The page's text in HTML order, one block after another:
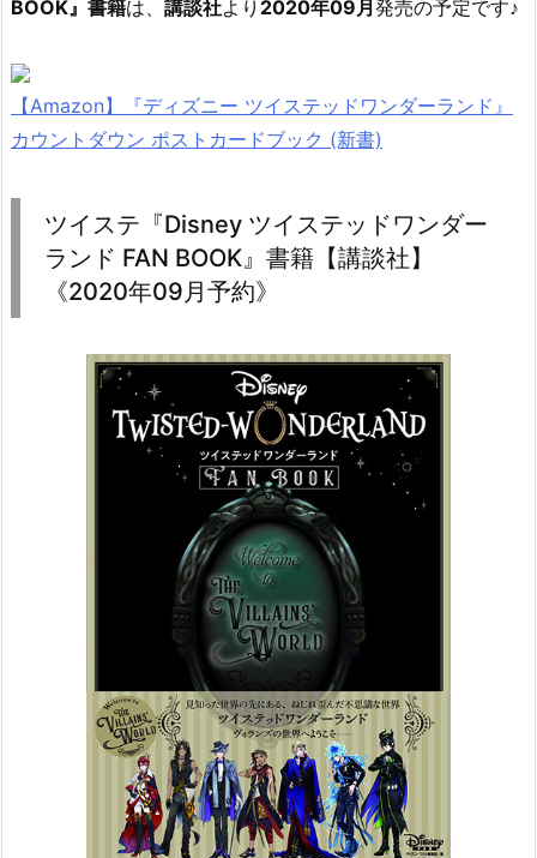
BOOK』書籍は、 講談社より 2020年09月 発売の予定です♪
【Amazon】『ディズニー ツイステッドワンダーランド』
カウントダウン ポストカードブック (新書)
ツイステ『Disney ツイステッドワンダー
ランド FAN BOOK』書籍【講談社】
《2020年09月予約》